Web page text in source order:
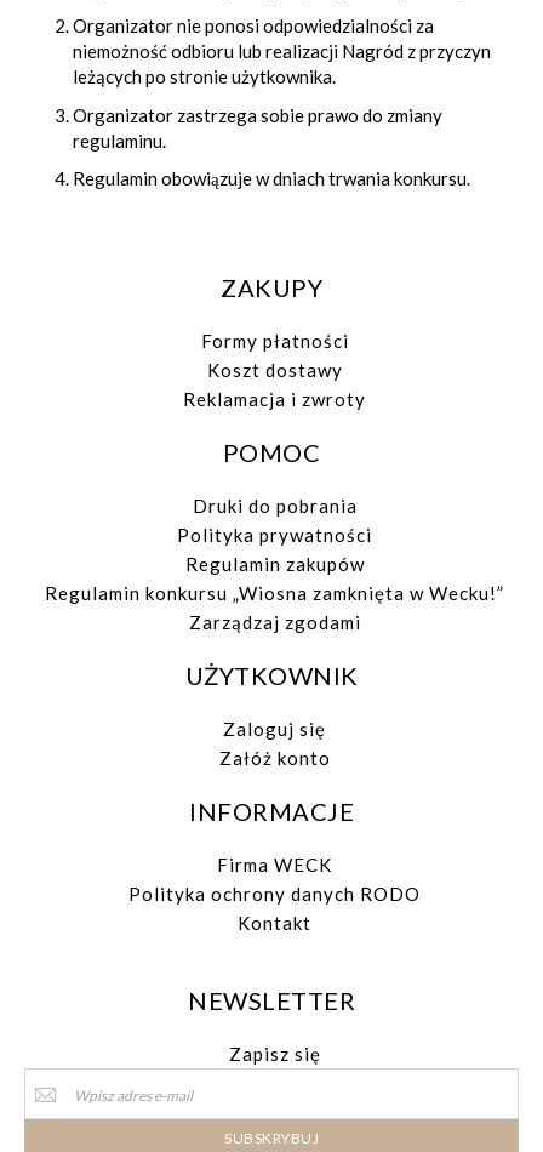
Organizator nie ponosi odpowiedzialności za
niemożność odbioru lub realizacji Nagród z przyczyn
leżących po stronie użytkownika.
Organizator zastrzega sobie prawo do zmiany
regulaminu.
Regulamin obowiązuje w dniach trwania konkursu.
ZAKUPY
Formy płatności
Koszt dostawy
Reklamacja i zwroty
POMOC
Druki do pobrania
Polityka prywatności
Regulamin zakupów
Regulamin konkursu „Wiosna zamknięta w Wecku!”
Zarządzaj zgodami
UŻYTKOWNIK
Zaloguj się
Załóż konto
INFORMACJE
Firma WECK
Polityka ochrony danych RODO
Kontakt
NEWSLETTER
Zapisz się
Up
SUBSKRYBUJ